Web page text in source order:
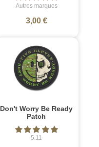
Autres marques
3,00 €
Don't Worry Be Ready
Patch
5.11